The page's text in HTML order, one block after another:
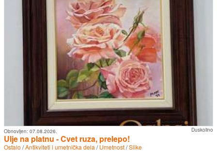
Duskolino
Obnovljen: 07.08.2026.
Ulje na platnu - Cvet ruza, prelepo!
Ostalo /Antikviteti i umetnička dela /Umetnost/Slike